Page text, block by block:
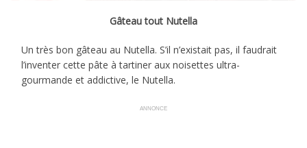
Gâteau tout Nutella
Un très bon gâteau au Nutella. S’il n’existait pas, il faudrait
l’inventer cette pâte à tartiner aux noisettes ultra-
gourmande et addictive, le Nutella.
ANNONCE